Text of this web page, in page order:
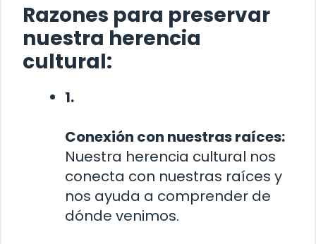
Razones para preservar
nuestra herencia
cultural:
1.
Conexión con nuestras raíces:
Nuestra herencia cultural nos
conecta con nuestras raíces y
nos ayuda a comprender de
dónde venimos.